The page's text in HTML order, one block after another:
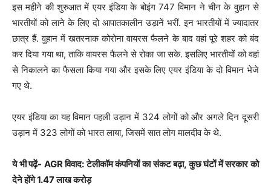
इस महीने की शुरुआत में एयर इंडिया के बोइंग 747 विमान ने चीन के वुहान से
भारतीयों को लाने के लिए दो आपातकालीन उड़ानें भरीं. इन भारतीयों में ज्यादातर
छात्र हैं. वुहान में खतरनाक कोरोना वायरस फैलने के बाद वहां पूरे शहर को बंद
कर दिया गया था, ताकि वायरस फैलने से रोका जा सके. इसलिए भारतीयों को वहां
से निकालने का फैसला किया गया और इसके लिए एयर इंडिया के दो विमान भेजे
गए थे.
एयर इंडिया का यह विमान पहली उड़ान में 324 लोगों को और अगले दिन दूसरी
उड़ान में 323 लोगों को भारत लाया, जिसमें सात लोग मालदीव के थे.
ये भी पढ़ें- AGR विवाद: टेलीकॉम कंपनियों का संकट बढ़ा, कुछ घंटों में सरकार को
देने होंगे 1.47 लाख करोड़